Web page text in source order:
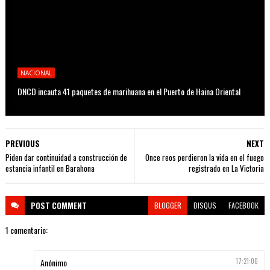
NACIONAL
DNCD incauta 41 paquetes de marihuana en el Puerto de Haina Oriental
NEXT
Once reos perdieron la vida en el fuego
registrado en La Victoria
PREVIOUS
Piden dar continuidad a construcción de
estancia infantil en Barahona
POST COMMENT BLOGGER DISQUS FACEBOOK
1 comentario:
Anónimo 17:21:00